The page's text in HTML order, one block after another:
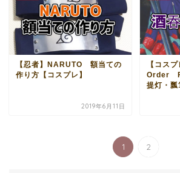
【忍者】NARUTO 額当ての
作り方【コスプレ】
2019年6月11日
【コス
Order
提灯・
1 2